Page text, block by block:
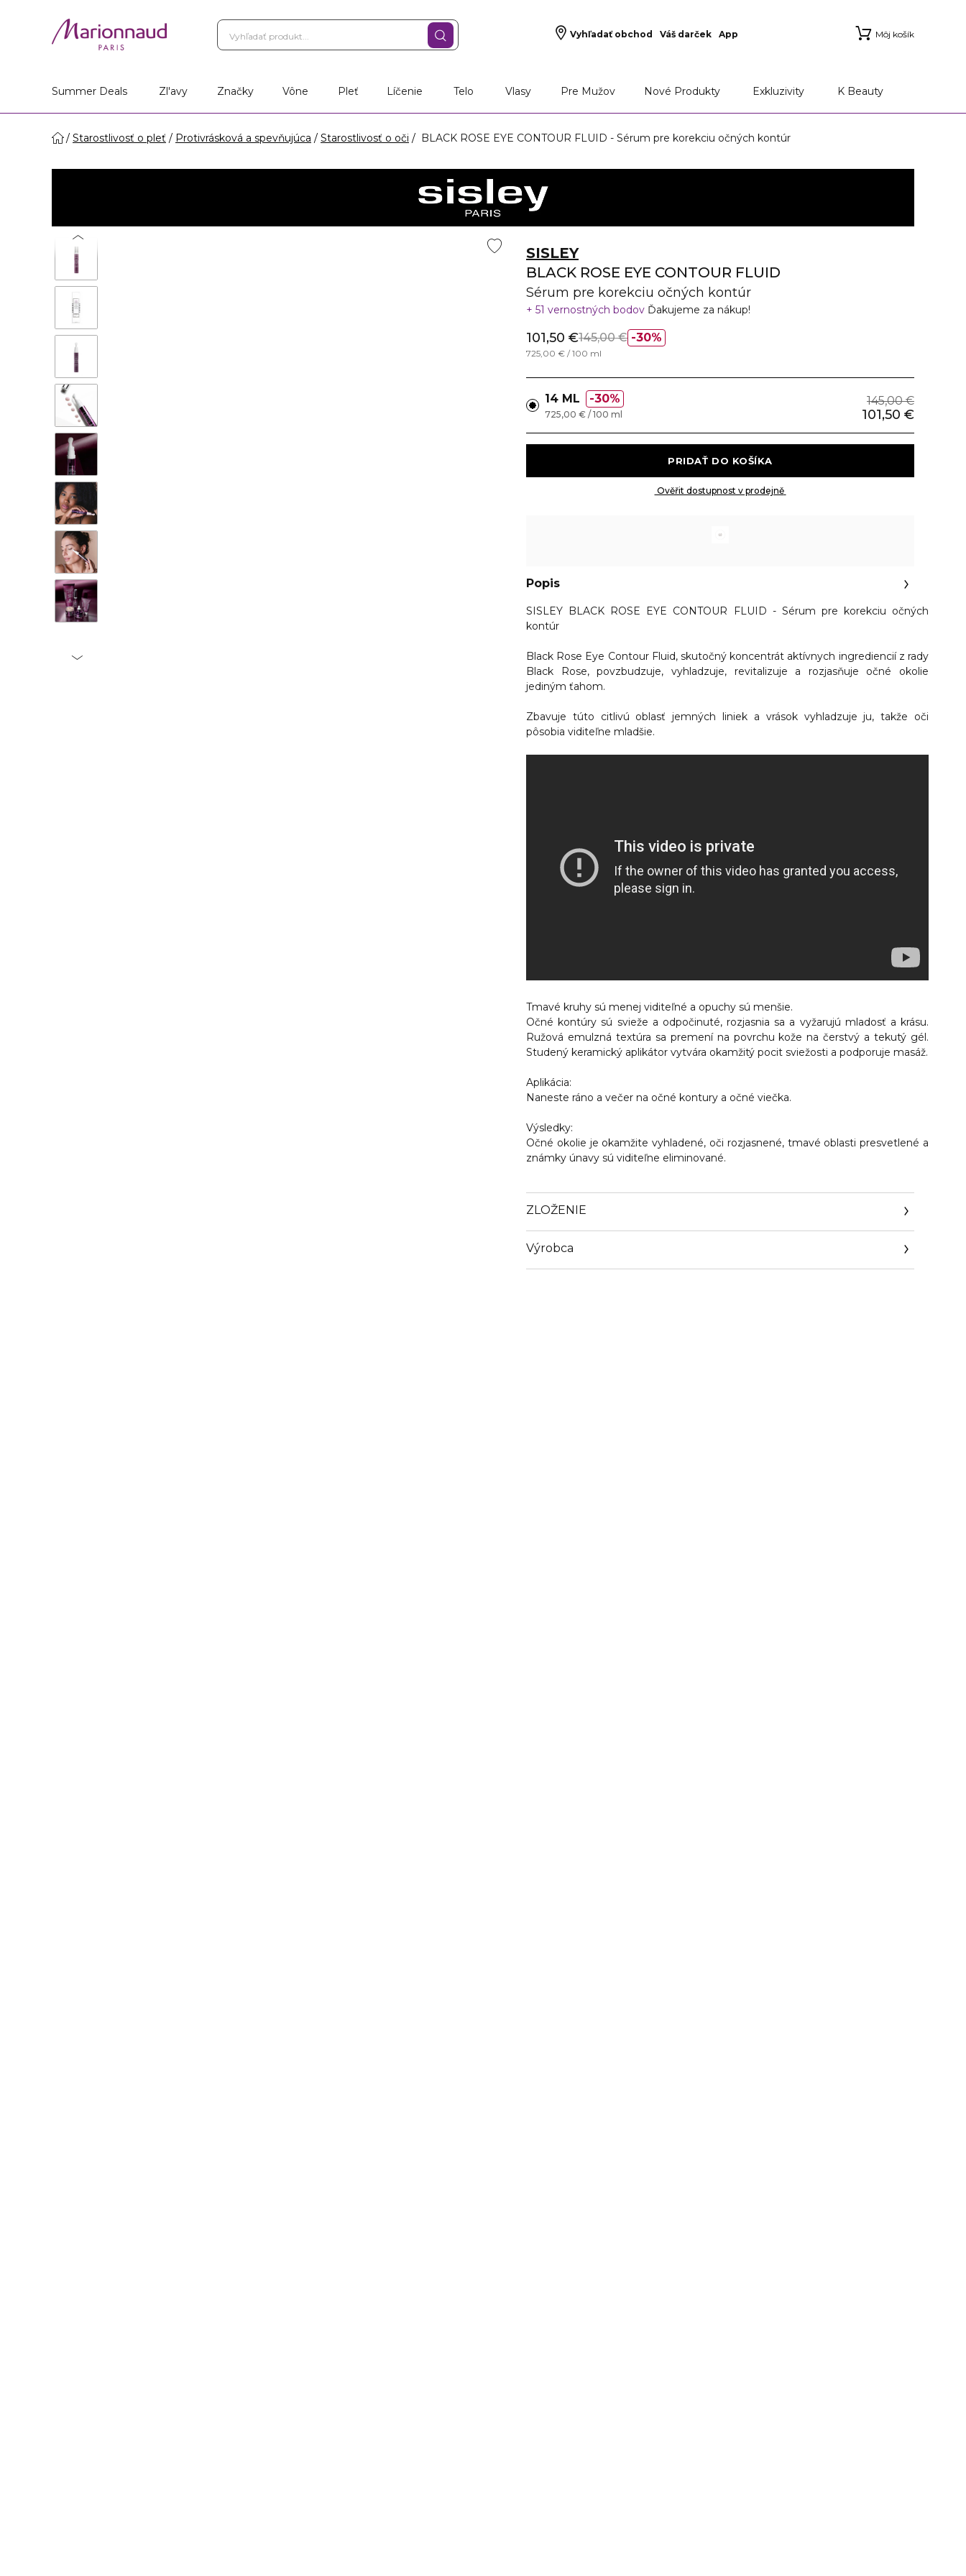
Vyhľadať obchod Váš darček App Môj košík
Summer Deals Zl'avy Značky Vône Pleť Líčenie Telo Vlasy Pre Mužov Nové Produkty Exkluzivity K Beauty
Starostlivosť o pleť Protivrásková a spevňujúca Starostlivosť o oči BLACK ROSE EYE CONTOUR FLUID - Sérum pre korekciu očných kontúr
SISLEY
BLACK ROSE EYE CONTOUR FLUID
Sérum pre korekciu očných kontúr
51 vernostných bodov Ďakujeme za nákup!
30%
101,50 €145,00 €
725,00 € / 100 ml
14 ML 30% 145,00 €
101,50 €
725,00 € / 100 ml
Ověřit dostupnost v prodejně
Popis
SISLEY BLACK ROSE EYE CONTOUR FLUID - Sérum pre korekciu očných
kontúr
Black Rose Eye Contour Fluid, skutočný koncentrát aktívnych ingrediencií z rady
Black Rose,povzbudzuje, vyhladzuje, revitalizuje a rozjasňuje očné okolie
jediným ťahom.
Zbavuje túto citlivú oblasť jemných liniek a vrások vyhladzuje ju, takže oči
pôsobia viditeľne mladšie.
Tmavé kruhy sú menej viditeľné a opuchy sú menšie.
Očné kontúry sú svieže a odpočinuté,rozjasnia sa a vyžarujú mladosť a krásu.
Ružová emulzná textúra sa premení na povrchu kože na čerstvý a tekutý gél.
Studený keramický aplikátor vytvára okamžitý pocit sviežosti a podporuje masáž.
Aplikácia:
Naneste ráno a večer na očné kontury a očné viečka.
Výsledky:
Očné okolie je okamžite vyhladené, oči rozjasnené, tmavé oblasti presvetlené a
známky únavy sú viditeľne eliminované.
ZLOŽENIE
Výrobca